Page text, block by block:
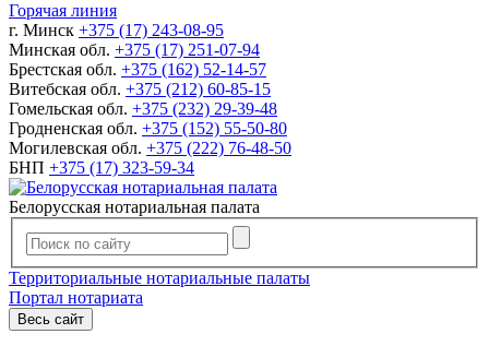
Горячая линия
г. Минск +375 (17) 243-08-95
Минская обл. +375 (17) 251-07-94
Брестская обл. +375 (162) 52-14-57
Витебская обл. +375 (212) 60-85-15
Гомельская обл. +375 (232) 29-39-48
Гродненская обл. +375 (152) 55-50-80
Могилевская обл. +375 (222) 76-48-50
БНП +375 (17) 323-59-34
Белорусская нотариальная палата
Территориальные нотариальные палаты
Портал нотариата
Весь сайт